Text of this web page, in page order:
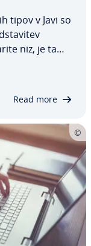
tipov v Javi so
niz, je ta
Read more